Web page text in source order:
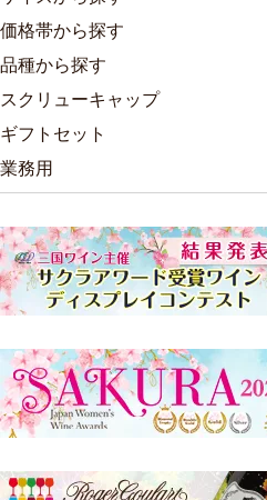
価格帯から探す
品種から探す
スクリューキャップ
ギフトセット
業務用